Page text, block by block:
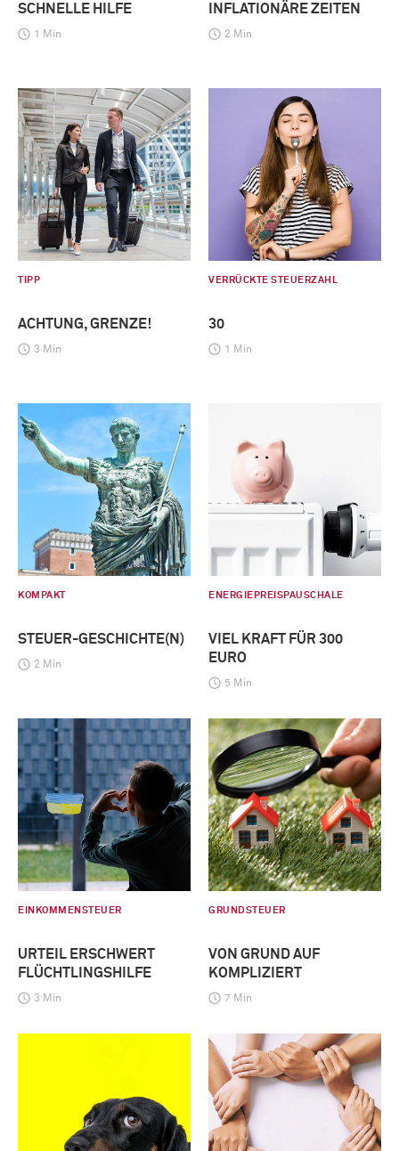
SCHNELLE HILFE
1 Min
INFLATIONÄRE ZEITEN
2 Min
TIPP
ACHTUNG, GRENZE!
3 Min
VERRÜCKTE STEUERZAHL
30
1 Min
KOMPAKT
STEUER-GESCHICHTE(N)
2 Min
ENERGIEPREISPAUSCHALE
VIEL KRAFT FÜR 300
EURO
5 Min
EINKOMMENSTEUER
URTEIL ERSCHWERT
FLÜCHTLINGSHILFE
3 Min
GRUNDSTEUER
VON GRUND AUF
KOMPLIZIERT
7 Min